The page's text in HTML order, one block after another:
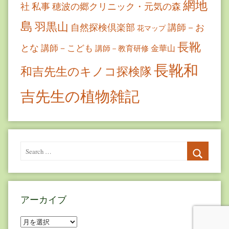
社 私事穂波の郷クリニック・元気の森 網地
島 羽黒山 自然探検倶楽部 花マップ 講師－お
とな 講師－こども 講師－教育研修 金華山 長靴
和吉先生のキノコ探検隊長靴和
吉先生の植物雑記
Search
アーカイブ
ア